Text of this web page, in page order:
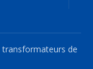
de